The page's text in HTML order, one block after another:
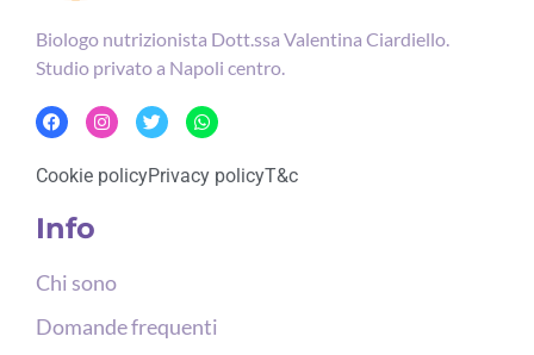
Biologo nutrizionista Dott.ssa Valentina Ciardiello.
Studio privato a Napoli centro.
Cookie policyPrivacy policyT&c
Info
Chi sono
Domande frequenti